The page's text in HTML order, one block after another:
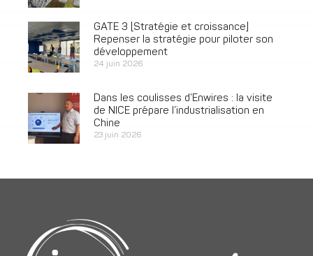
GATE 3 [Stratégie et croissance]
Repenser la stratégie pour piloter son
développement
24 juin 2026
Dans les coulisses d’Enwires : la visite
de NICE prépare l’industrialisation en
Chine
23 juin 2026